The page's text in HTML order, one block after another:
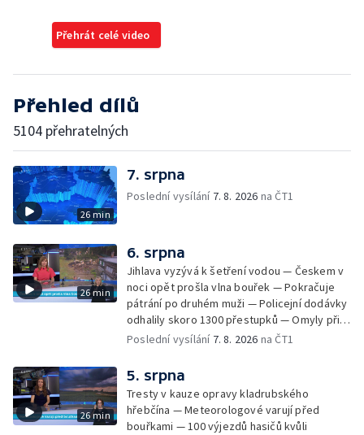
Přehrát celé video
Přehled dílů
5104 přehratelných
26 min
7. srpna
Poslední vysílání 7. 8. 2026 na ČT1
26 min
6. srpna
Jihlava vyzývá k šetření vodou — Českem v
noci opět prošla vlna bouřek — Pokračuje
pátrání po druhém muži — Policejní dodávky
odhalily skoro 1300 přestupků — Omyly při
nouzovém volání o pomoc — Hradec Králové
rekord v hromadném seskoku parašutistů —
Chovné rybníky na Českolipsku pustoší
vydry — Instalace nové sochy v Mariánských
Lázních — Sedmiletý trest za dotační
Poslední vysílání 7. 8. 2026 na ČT1
26 min
5. srpna
Tresty v kauze opravy kladrubského
hřebčína — Meteorologové varují před
bouřkami — 100 výjezdů hasičů kvůli